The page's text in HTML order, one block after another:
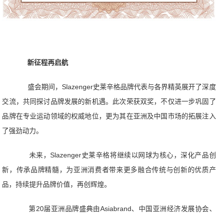
新征程再启航
盛会期间，Slazenger史莱辛格品牌代表与各界精英展开了深度
交流，共同探讨品牌发展的新机遇。此次荣获双奖，不仅进一步巩固了
品牌在专业运动领域的权威地位，更为其在亚洲及中国市场的拓展注入
了强劲动力。
未来，Slazenger史莱辛格将继续以网球为核心，深化产品创
新，传承品牌精髓，为亚洲消费者带来更多融合传统与创新的优质产
品，持续提升品牌价值，再创辉煌。
第20届亚洲品牌盛典由Asiabrand、中国亚洲经济发展协会、